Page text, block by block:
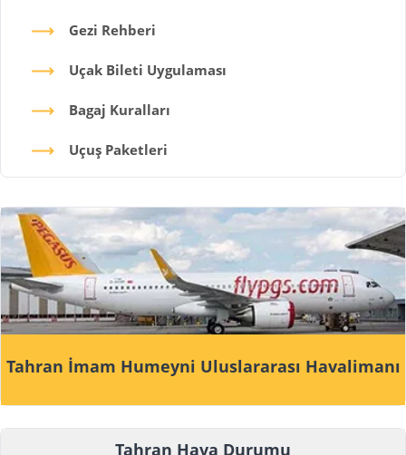
Gezi Rehberi
Uçak Bileti Uygulaması
Bagaj Kuralları
Uçuş Paketleri
Tahran İmam Humeyni Uluslararası Havalimanı
Tahran Hava Durumu